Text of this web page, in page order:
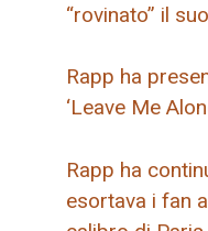
“rovinato” il
Rapp ha
‘Leave Me
Rapp ha
esortava i fan